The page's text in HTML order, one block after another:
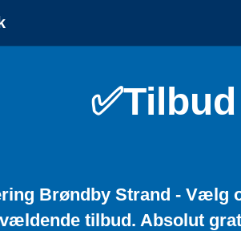
Brøndby Strand - Vælg
tilbud. Absolut